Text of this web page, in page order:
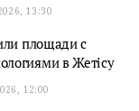
13:30
площади с
в Жетісу
12:00